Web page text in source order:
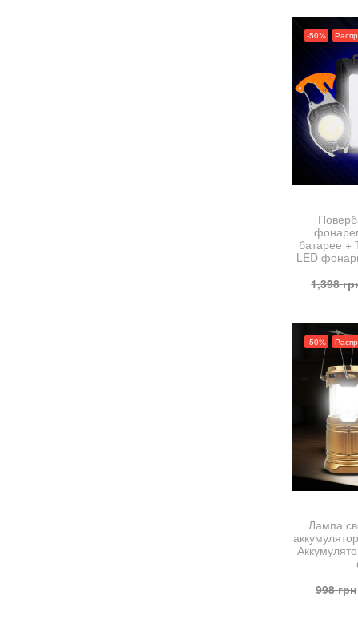
-50%
батарее +
LED
1,398
-50%
Лампа
998грн